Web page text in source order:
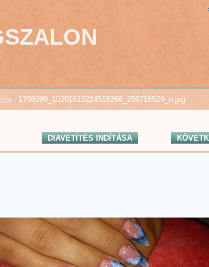
- 1798099_10201613224515266_256715529_n.jpg
DIAVETÍTÉS INDÍTÁSA